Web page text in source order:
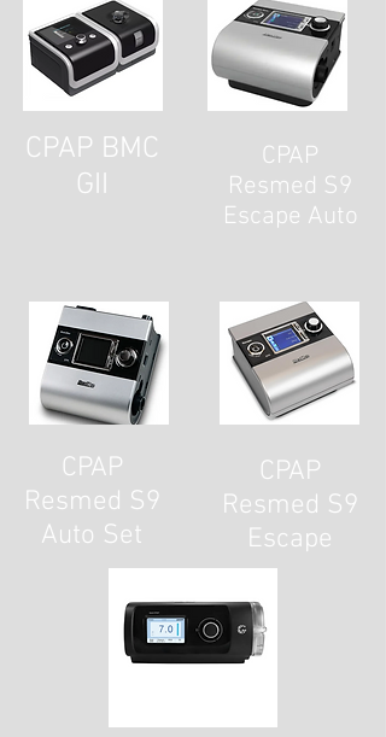
CPAP BMC
GII
CPAP
Resmed S9
Escape Auto
CPAP
Resmed S9
Auto Set
CPAP
Resmed S9
Escape